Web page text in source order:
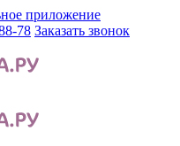
приложение
78 Заказать звонок